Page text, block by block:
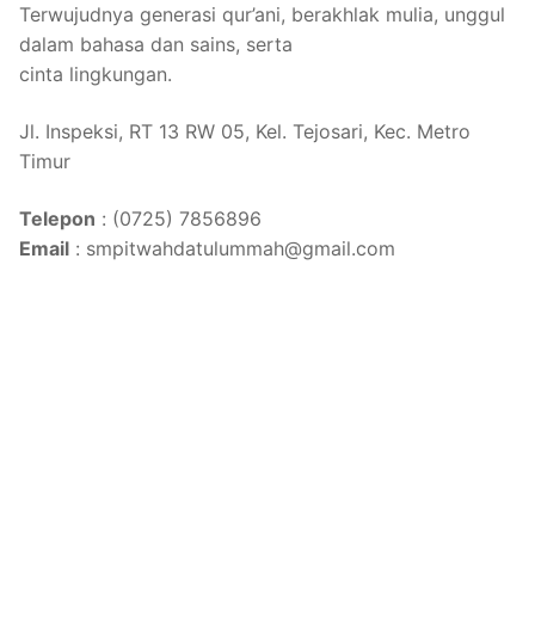
Terwujudnya generasi qur’ani, berakhlak mulia, unggul
dalam bahasa dan sains, serta
cinta lingkungan.
Jl. Inspeksi, RT 13 RW 05, Kel. Tejosari, Kec. Metro
Timur
Telepon : (0725) 7856896
Email : smpitwahdatulummah@gmail.com